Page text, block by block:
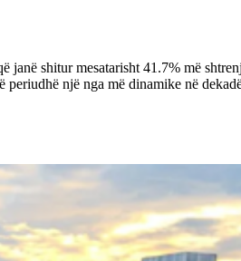
shitur mesatarisht 41.7% më
periudhë një nga më dinamike në